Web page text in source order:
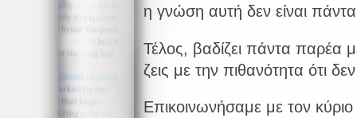
η γνώση αυτή δεν είναι
Τέλος, βαδίζει πάντα παρέα
ζεις με την πιθανότητα ότι
Επικοινωνήσαμε με τον